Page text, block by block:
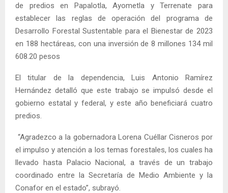
de predios en Papalotla, Ayometla y Terrenate para
establecer las reglas de operación del programa de
Desarrollo Forestal Sustentable para el Bienestar de 2023
en 188 hectáreas, con una inversión de 8 millones 134 mil
608.20 pesos
El titular de la dependencia, Luis Antonio Ramírez
Hernández detalló que este trabajo se impulsó desde el
gobierno estatal y federal, y este año beneficiará cuatro
predios.
“Agradezco a la gobernadora Lorena Cuéllar Cisneros por
el impulso y atención a los temas forestales, los cuales ha
llevado hasta Palacio Nacional, a través de un trabajo
coordinado entre la Secretaría de Medio Ambiente y la
Conafor en el estado”, subrayó.